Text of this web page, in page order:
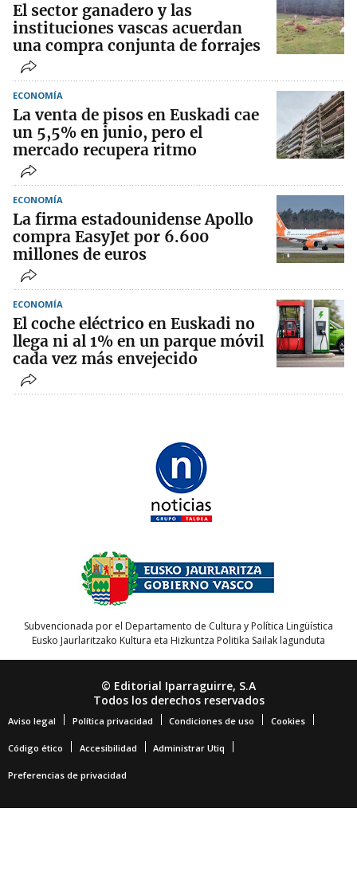
El sector ganadero y las
instituciones vascas acuerdan
una compra conjunta de forrajes
ECONOMÍA
La venta de pisos en Euskadi cae
un 5,5% en junio, pero el
mercado recupera ritmo
ECONOMÍA
La firma estadounidense Apollo
compra EasyJet por 6.600
millones de euros
ECONOMÍA
El coche eléctrico en Euskadi no
llega ni al 1% en un parque móvil
cada vez más envejecido
Subvencionada por el Departamento de Cultura y Política Lingüística
Eusko Jaurlaritzako Kultura eta Hizkuntza Politika Sailak lagunduta
© Editorial Iparraguirre, S.A
Todos los derechos reservados
Aviso legal Política privacidad Condiciones de uso Cookies
Código ético Accesibilidad Administrar Utiq
Preferencias de privacidad